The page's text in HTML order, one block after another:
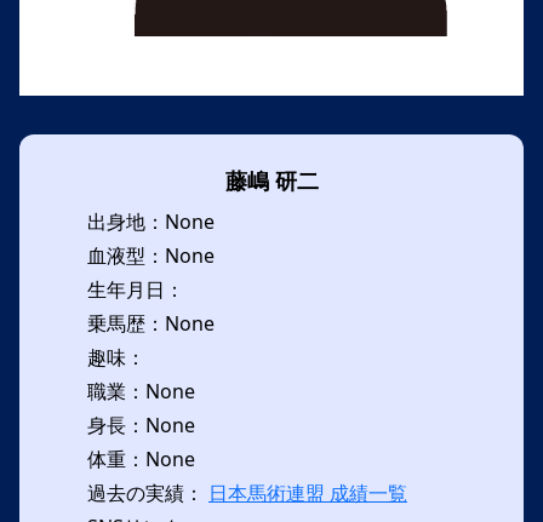
藤嶋 研二
出身地：None
血液型：None
生年月日：
乗馬歴：None
趣味：
職業：None
身長：None
体重：None
過去の実績： 日本馬術連盟 成績一覧